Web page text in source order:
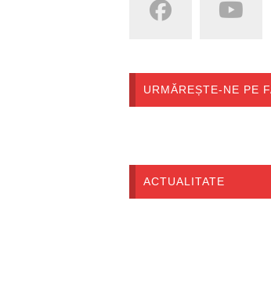
URMĂREȘTE-NE PE
ACTUALITATE